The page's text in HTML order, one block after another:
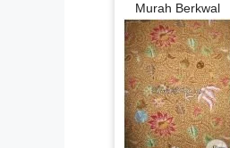
Murah Berkwal